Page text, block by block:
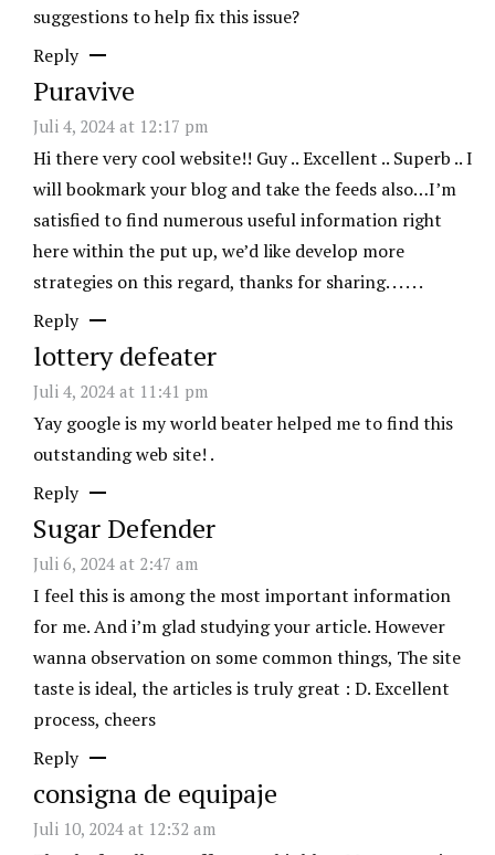
suggestions to help fix this issue?
Reply
Puravive
Juli 4, 2024 at 12:17 pm
Hi there very cool website!! Guy .. Excellent .. Superb .. I
will bookmark your blog and take the feeds also…I’m
satisfied to find numerous useful information right
here within the put up, we’d like develop more
strategies on this regard, thanks for sharing. . . . . .
Reply
lottery defeater
Juli 4, 2024 at 11:41 pm
Yay google is my world beater helped me to find this
outstanding web site! .
Reply
Sugar Defender
Juli 6, 2024 at 2:47 am
I feel this is among the most important information
for me. And i’m glad studying your article. However
wanna observation on some common things, The site
taste is ideal, the articles is truly great : D. Excellent
process, cheers
Reply
consigna de equipaje
Juli 10, 2024 at 12:32 am